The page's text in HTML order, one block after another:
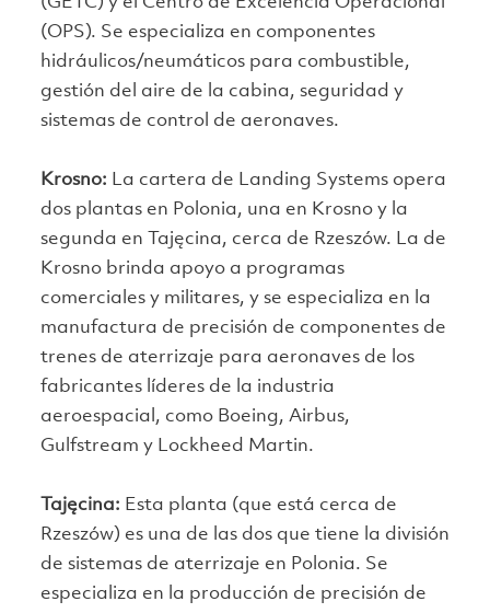
(OPS). Se especializa en componentes
hidráulicos/neumáticos para combustible,
gestión del aire de la cabina, seguridad y
sistemas de control de aeronaves.
Krosno: La cartera de Landing Systems opera
dos plantas en Polonia, una en Krosno y la
segunda en Tajęcina, cerca de Rzeszów. La de
Krosno brinda apoyo a programas
comerciales y militares, y se especializa en la
manufactura de precisión de componentes de
trenes de aterrizaje para aeronaves de los
fabricantes líderes de la industria
aeroespacial, como Boeing, Airbus,
Gulfstream y Lockheed Martin.
Tajęcina: Esta planta (que está cerca de
Rzeszów) es una de las dos que tiene la división
de sistemas de aterrizaje en Polonia. Se
especializa en la producción de precisión de